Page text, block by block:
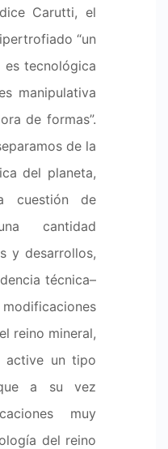
Carutti, el
“un
tecnológica
manipulativa
de formas”.
de la
del planeta,
cuestión de
cantidad
y desarrollos,
técnica–
reino mineral,
active un tipo
a su vez
muy
del reino